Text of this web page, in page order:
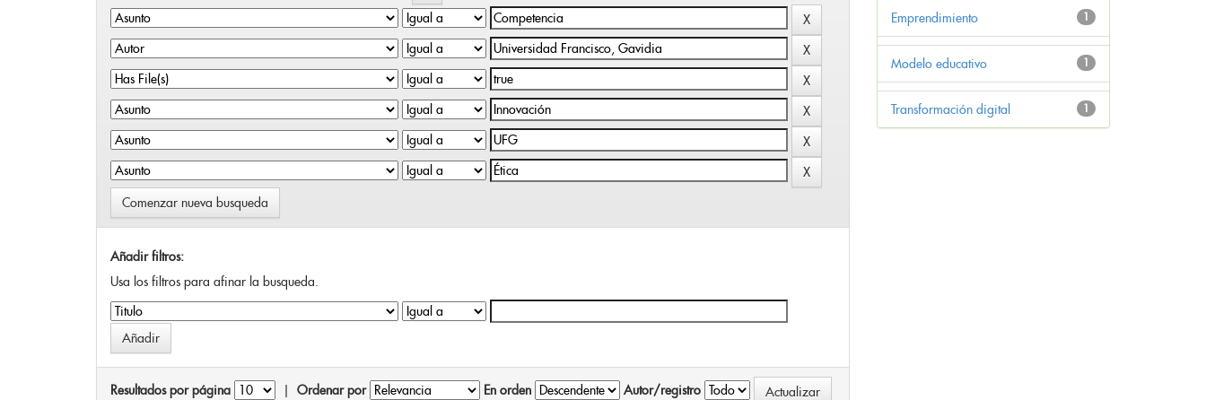
Comenzar nueva busqueda
Añadir filtros:
Usa los filtros para afinar la busqueda.
Resultados por página Ordenar por En orden Autor/registro
1
Emprendimiento
1
Modelo educativo
1
Transformación digital